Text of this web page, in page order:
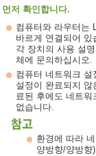
먼저 확인합니다.
컴퓨터와 라우터는
바르게 연결되어 있
각 장치의 사용 설
체에 문의하십시오.
컴퓨터 네트워크 설
설정이 완료되지
료된 후에도 네트워
없습니다.
환경에 따라
양방향/양방향